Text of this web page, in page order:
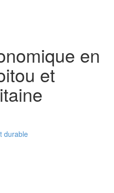
en
et
durable